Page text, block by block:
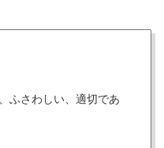
ふさわしい、適切であ